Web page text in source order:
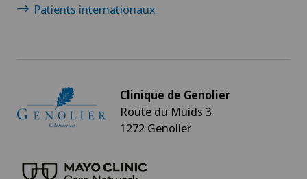
Patients internationaux
Clinique de Genolier
Route du Muids 3
1272 Genolier